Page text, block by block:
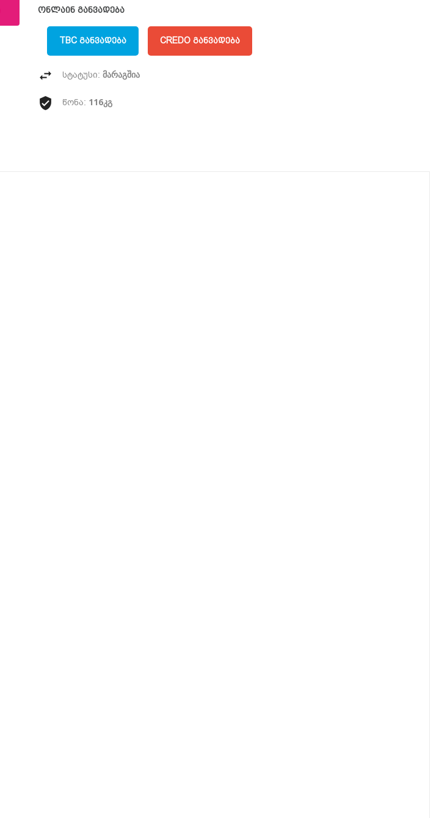
ონლაინ განვადება
TBC ᲒᲐᲜᲕᲐᲓᲔᲑᲐ CREDO ᲒᲐᲜᲕᲐᲓᲔᲑᲐ
სტატუსი: მარაგშია
წონა: 116კგ